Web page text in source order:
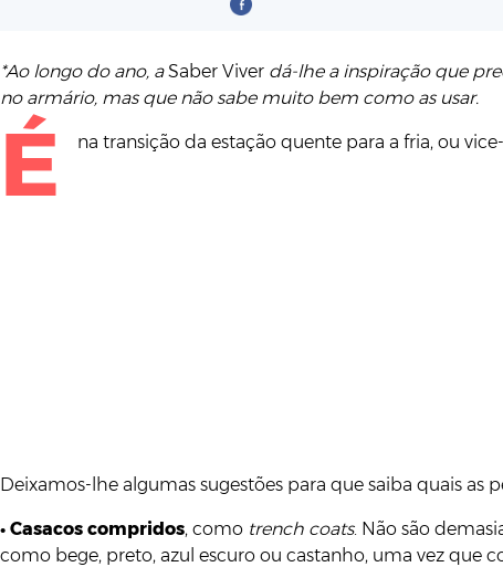
*Ao longo do ano, aSaber Viver dá-lhe a inspiração que
no armário, mas que não sabe muito bem como as usar.
É na transição da estação quente para a fria, ou
Deixamos-lhe algumas sugestões para que saiba quais as
• Casacos compridos, como trench coats. Não são
como bege, preto, azul escuro ou castanho, uma vez que